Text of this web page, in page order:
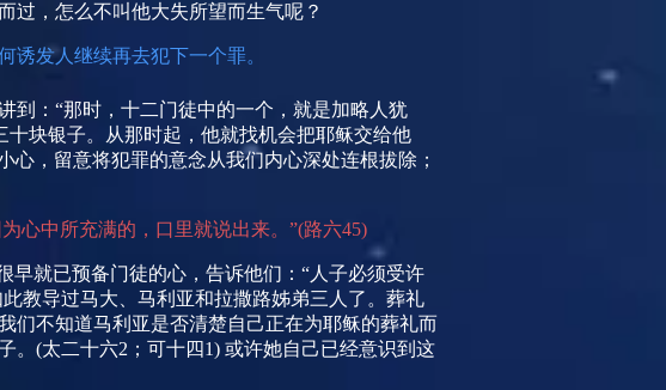
过，怎么不叫他大失所望而生气呢？
诱发人继续再去犯下一个罪。
到：“那时，十二门徒中的一个，就是加略人犹
十块银子。从那时起，他就找机会把耶稣交给他
，留意将犯罪的意念从我们内心深处连根拔除；
心中所充满的，口里就说出来。”(路六45)
早就已预备门徒的心，告诉他们：“人子必须受许
教导过马大、马利亚和拉撒路姊弟三人了。葬礼
们不知道马利亚是否清楚自己正在为耶稣的葬礼而
。 (太二十六2 ；可十四1) 或许她自己已经意识到这